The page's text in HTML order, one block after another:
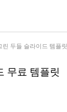
린 두들 슬라이드 템플릿
무료 템플릿